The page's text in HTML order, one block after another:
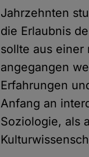
Jahrzehnten
die Erlaubnis
sollte aus einer
angegangen
Erfahrungen
Anfang an
Soziologie, als